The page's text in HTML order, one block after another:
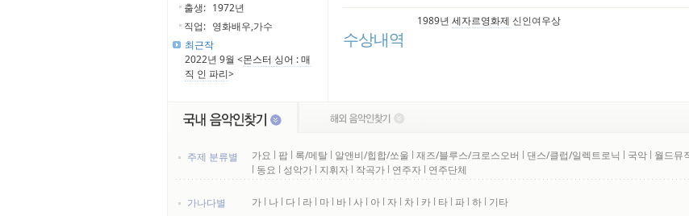
출생: 1972년
직업: 영화배우,가수
최근작
2022년 9월 <몬스터 싱어 : 매
직 인 파리>
수상내역
1989년 세자르영화제 신인여우상
주제 분류별 가요 l 팝 l 록/메탈 l 알앤비/힙합/쏘울 l 재즈/블루스/크로스오버 l 댄스/클럽/일렉트로닉 l 국악 l 월드뮤
l 동요 l 성악가 l 지휘자 l 작곡가 l 연주자 l 연주단체
가나다별 가 l 나 l 다 l 라 l 마 l 바 l 사 l 아 l 자 l 차 l 카 l 타 l 파 l 하 l 기타